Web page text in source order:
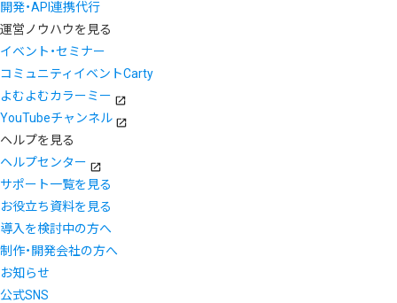
開発・API連携代行
運営ノウハウを見る
イベント・セミナー
コミュニティイベントCarty
よむよむカラーミー
YouTubeチャンネル
ヘルプを見る
ヘルプセンター
サポート一覧を見る
お役立ち資料を見る
導入を検討中の方へ
制作・開発会社の方へ
お知らせ
公式SNS